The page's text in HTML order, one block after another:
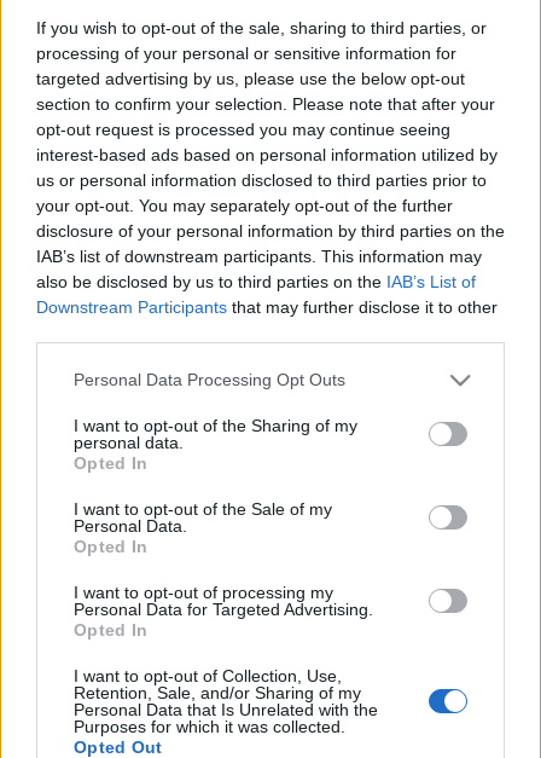
If you wish to opt-out of the sale, sharing to third parties, or
processing of your personal or sensitive information for
targeted advertising by us, please use the below opt-out
section to confirm your selection. Please note that after your
opt-out request is processed you may continue seeing
interest-based ads based on personal information utilized by
us or personal information disclosed to third parties prior to
your opt-out. You may separately opt-out of the further
disclosure of your personal information by third parties on the
IAB’s list of downstream participants. This information may
also be disclosed by us to third parties on the IAB’s List of
Downstream Participants that may further disclose it to other
Please note that this website/app uses one or more Google
not limited to your visit or usage behaviour. You may click to
grant or deny consent to Google and its third-party tags to
use your data for below specified purposes in below Google
consent section.
Personal Data Processing Opt Outs
I want to opt-out of the Sharing of my
personal data.
Opted In
I want to opt-out of the Sale of my
Personal Data.
Opted In
I want to opt-out of processing my
Personal Data for Targeted Advertising.
Opted In
I want to opt-out of Collection, Use,
Retention, Sale, and/or Sharing of my
Personal Data that Is Unrelated with the
Purposes for which it was collected.
Opted Out
Humora van. Rosszkedvű is mer lenni. Magán
kívül nem bánt senkit. Érdemes rendszeresen
olvasni.
Irodalom Szerelem
AZ EMBERSÉG ÜNNEPE
SZÍNHÁZRÓL